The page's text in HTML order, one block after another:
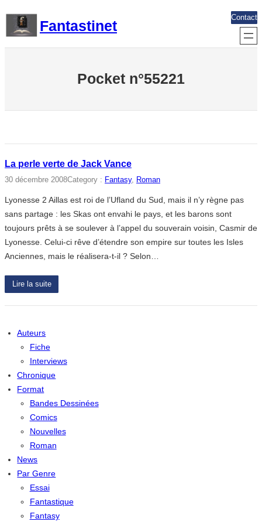
contenu
Fantastinet
Contact
Pocket n°55221
La perle verte de Jack Vance
30 décembre 2008Category : Fantasy, Roman
Lyonesse 2 Aillas est roi de l’Ufland du Sud, mais il n’y règne pas
sans partage : les Skas ont envahi le pays, et les barons sont
toujours prêts à se soulever à l’appel du souverain voisin, Casmir de
Lyonesse. Celui-ci rêve d’étendre son empire sur toutes les Isles
Anciennes, mais le réalisera-t-il ? Selon…
Lire la suite
Auteurs
Fiche
Interviews
Chronique
Format
Bandes Dessinées
Comics
Nouvelles
Roman
News
Par Genre
Essai
Fantastique
Fantasy